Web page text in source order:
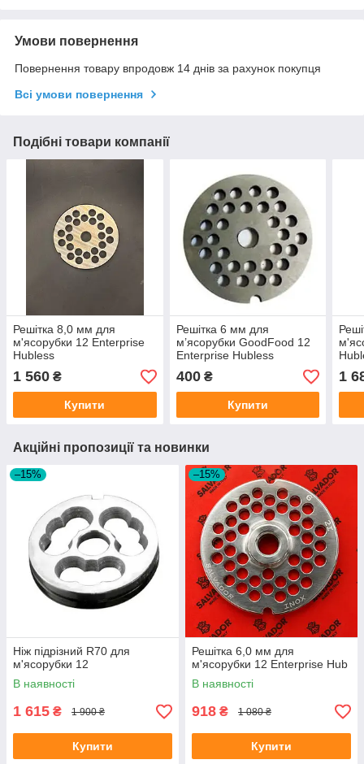
Умови повернення
Повернення товару впродовж 14 днів за рахунок покупця
Всі умови повернення
Подібні товари компанії
Решітка 8,0 мм для
м'ясорубки 12 Enterprise
Hubless
1 560 ₴
Купити
Решітка 6 мм для
м’ясорубки GoodFood 12
Enterprise Hubless
400₴
Купити
1
Акційні пропозиції та новинки
–15%
Ніж підрізний R70 для
м'ясорубки 12
В наявності
1 615 ₴ 1 900 ₴
Купити
–15%
Решітка 6,0 мм для
м'ясорубки 12 Enterprise Hub
В наявності
918 ₴ 1 080 ₴
Купити